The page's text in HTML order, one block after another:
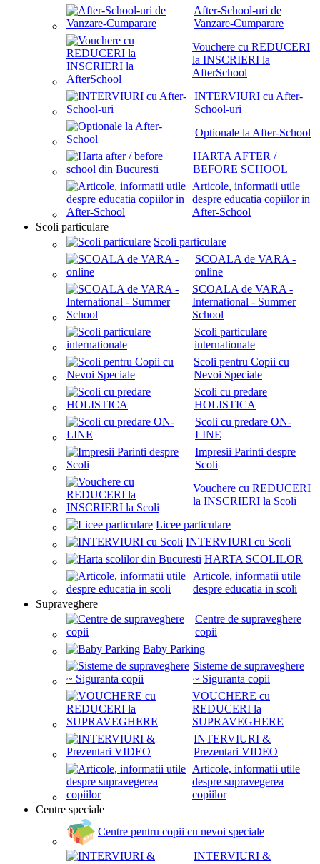
After-School-uri de
Vanzare-Cumparare
Vouchere cu REDUCERI
la INSCRIERI la
AfterSchool
INTERVIURI cu After-
School-uri
Optionale la After-School
HARTA AFTER /
BEFORE SCHOOL
Articole, informatii utile
despre educatia copiilor in
After-School
Scoli particulare
Scoli particulare
SCOALA de VARA -
online
SCOALA de VARA -
International - Summer
School
Scoli particulare
internationale
Scoli pentru Copii cu
Nevoi Speciale
Scoli cu predare
HOLISTICA
Scoli cu predare ON-
LINE
Impresii Parinti despre
Scoli
Vouchere cu REDUCERI
la INSCRIERI la Scoli
Licee particulare
INTERVIURI cu Scoli
HARTA SCOLILOR
Articole, informatii utile
despre educatia in scoli
Supraveghere
Centre de supraveghere
copii
Baby Parking
Sisteme de supraveghere
~ Siguranta copii
VOUCHERE cu
REDUCERI la
SUPRAVEGHERE
INTERVIURI &
Prezentari VIDEO
Articole, informatii utile
despre supravegerea
copiilor
Centre speciale
Centre pentru copii cu nevoi speciale
INTERVIURI &